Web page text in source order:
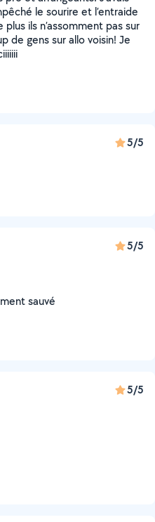
le sourire et l’entraide
ils n’assomment pas sur
de gens sur allo voisin! Je
5/5
5/5
sauvé
5/5